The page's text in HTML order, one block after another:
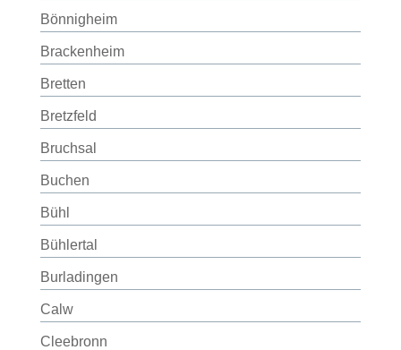
Bönnigheim
Brackenheim
Bretten
Bretzfeld
Bruchsal
Buchen
Bühl
Bühlertal
Burladingen
Calw
Cleebronn